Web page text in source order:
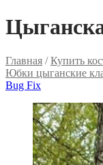
Главная /Купить
Юбки цыганские
Bug Fix